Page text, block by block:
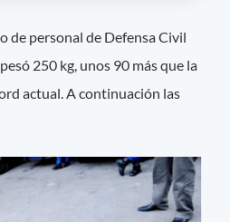
de personal de Defensa Civil
250 kg, unos 90 más que la
actual. A continuación las